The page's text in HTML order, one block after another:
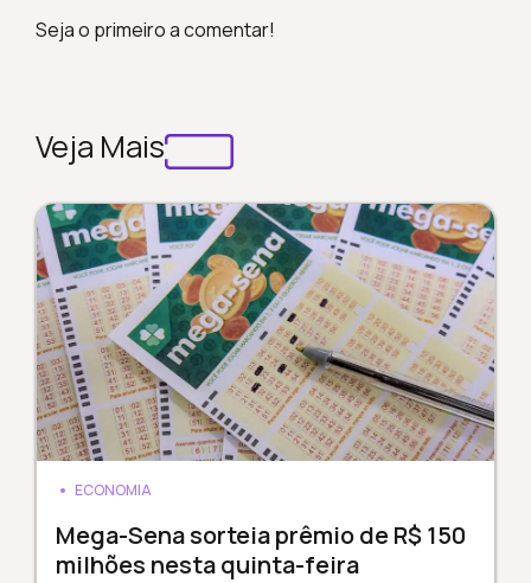
Seja o primeiro a comentar!
Veja Mais
ECONOMIA
Mega-Sena sorteia prêmio de R$ 150
milhões nesta quinta-feira